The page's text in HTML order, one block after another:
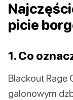
picie
1. Co
Blackout Rage
galonowym